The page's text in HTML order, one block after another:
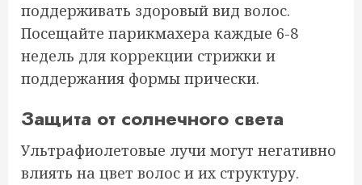
поддерживать здоровый вид волос.
Посещайте парикмахера каждые 6-8
недель для коррекции стрижки и
поддержания формы прически.
Защита от солнечного света
Ультрафиолетовые лучи могут негативно
влиять на цвет волос и их структуру.